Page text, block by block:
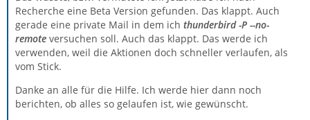
Recherche eine Beta Version gefunden. Das klappt. Auch
gerade eine private Mail in dem ich thunderbird -P --no-
remote versuchen soll. Auch das klappt. Das werde ich
verwenden, weil die Aktionen doch schneller verlaufen, als
vom Stick.
Danke an alle für die Hilfe. Ich werde hier dann noch
berichten, ob alles so gelaufen ist, wie gewünscht.